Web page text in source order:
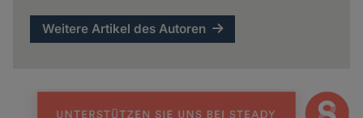
Weitere Artikel des Autoren